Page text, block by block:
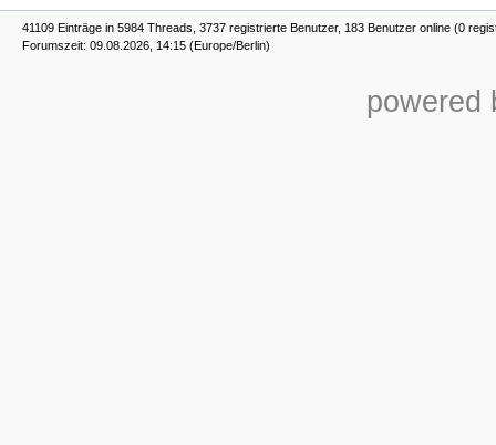
41109 Einträge in 5984 Threads, 3737 registrierte Benutzer, 183 Benutzer online (0
Forumszeit: 09.08.2026, 14:15 (Europe/Berlin)
powered